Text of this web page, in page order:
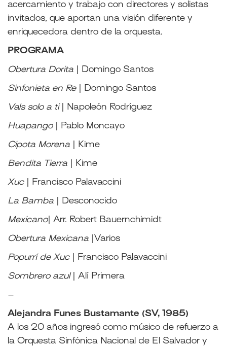
acercamiento y trabajo con directores y solistas
invitados, que aportan una visión diferente y
enriquecedora dentro de la orquesta.
PROGRAMA
Obertura Dorita Domingo Santos
Sinfonieta en Re| Domingo Santos
Vals solo a ti| Napoleón Rodríguez
Huapango| Pablo Moncayo
Cipota Morena Kime
Bendita Tierra Kime
Xuc| Francisco Palavaccini
La Bamba Desconocido
Mexicano| Arr. Robert Bauernchimidt
Obertura Mexicana Varios
Popurrí de Xuc Francisco Palavaccini
Sombrero azul Alí Primera
–
Alejandra Funes Bustamante (SV, 1985)
A los 20 años ingresó como músico de refuerzo a
la Orquesta Sinfónica Nacional de El Salvador y